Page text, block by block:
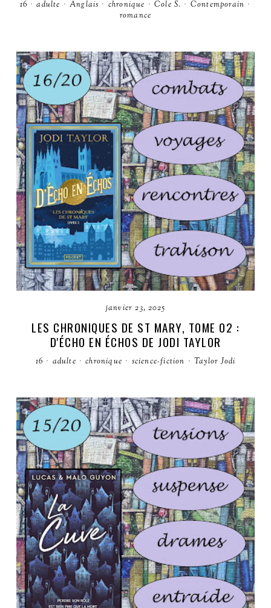
16 · adulte · Anglais · chronique · Cole S. · Contemporain ·
romance
janvier 23, 2025
LES CHRONIQUES DE ST MARY, TOME 02 :
D'ÉCHO EN ÉCHOS DE JODI TAYLOR
16 · adulte · chronique · science-fiction · Taylor Jodi